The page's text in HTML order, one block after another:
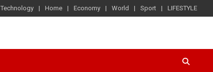
Technology Home Economy World Sport LIFESTYLE